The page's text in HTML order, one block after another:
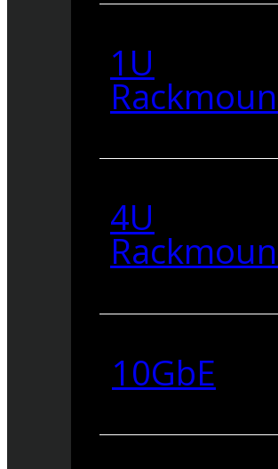
1U
4U
10GbE